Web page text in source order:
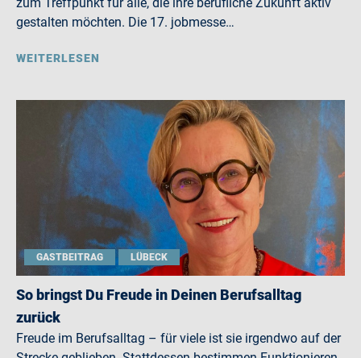
gestalten möchten. Die 17. jobmesse…
WEITERLESEN
GASTBEITRAG LÜBECK
So bringst Du Freude in Deinen Berufsalltag
zurück
Freude im Berufsalltag – für viele ist sie irgendwo auf der